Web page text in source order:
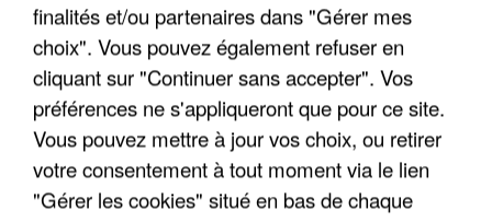
5 août 2026
L’un des fondateurs supposés de la DZ Mafia
interpellé en Algérie
finalités et/ou partenaires dans "Gérer mes
choix". Vous pouvez également refuser en
cliquant sur "Continuer sans accepter". Vos
préférences ne s'appliqueront que pour ce site.
Vous pouvez mettre à jour vos choix, ou retirer
votre consentement à tout moment via le lien
"Gérer les cookies" situé en bas de chaque